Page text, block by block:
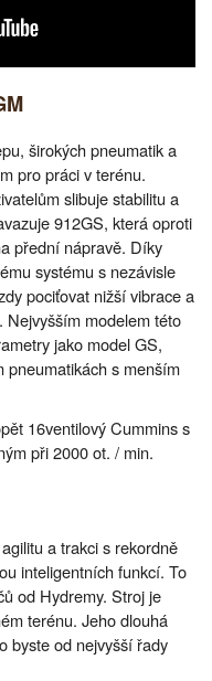
širokých pneumatik a
pro práci v terénu.
slibuje stabilitu a
912GS, která oproti
přední nápravě. Díky
systému s nezávisle
pociťovat nižší vibrace a
modelem této
jako model GS,
pneumatikách s menším
16ventilový Cummins s
při 2000 ot. / min.
a trakci s rekordně
inteligentních funkcí. To
od Hydremy. Stroj je
terénu. Jeho dlouhá
byste od nejvyšší řady